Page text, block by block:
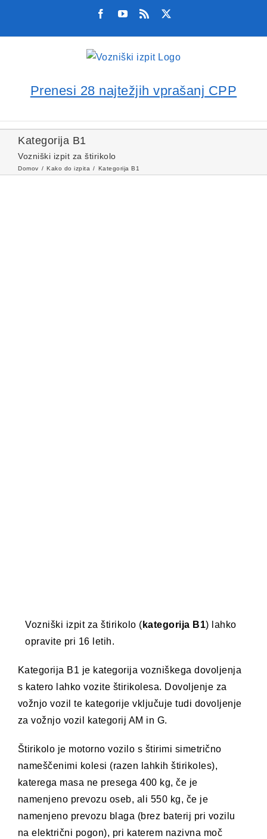
FacebookYouTube
Rss
Prenesi 28 najtežjih vprašanj CPP
Kategorija B1
Vozniški izpit za štirikolo
Domov Kako do izpita Kategorija B1
Vozniški izpit za štirikolo ( kategorija B1) lahko
opravite pri 16 letih.
Kategorija B1 je kategorija vozniškega dovoljenja
s katero lahko vozite štirikolesa. Dovoljenje za
vožnjo vozil te kategorije vključuje tudi dovoljenje
za vožnjo vozil kategorij AM in G.
Štirikolo je motorno vozilo s štirimi simetrično
nameščenimi kolesi (razen lahkih štirikoles),
katerega masa ne presega 400 kg, če je
namenjeno prevozu oseb, ali 550 kg, če je
namenjeno prevozu blaga (brez baterij pri vozilu
na električni pogon), pri katerem nazivna moč